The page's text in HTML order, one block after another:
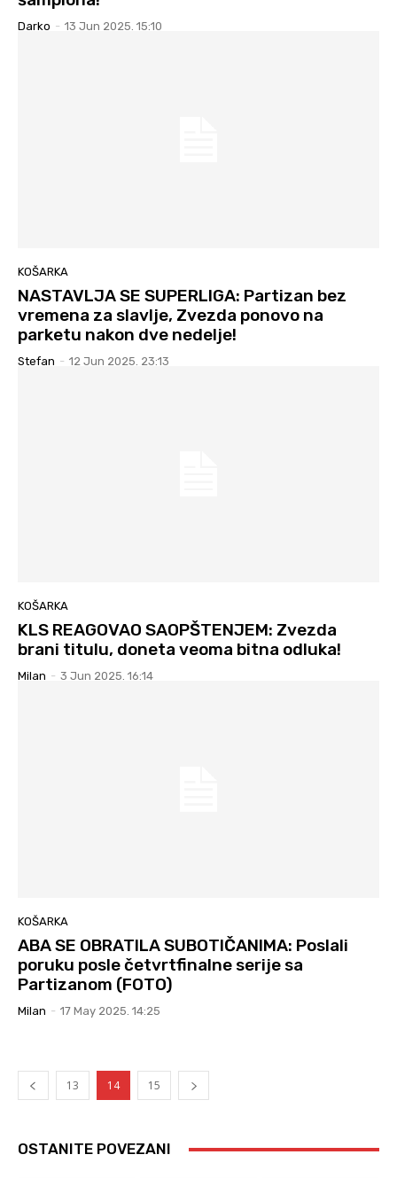
Darko - 13 Jun 2025. 15:10
KOŠARKA
NASTAVLJA SE SUPERLIGA: Partizan bez
vremena za slavlje, Zvezda ponovo na
parketu nakon dve nedelje!
Stefan - 12 Jun 2025. 23:13
KOŠARKA
KLS REAGOVAO SAOPŠTENJEM: Zvezda
brani titulu, doneta veoma bitna odluka!
Milan - 3 Jun 2025. 16:14
KOŠARKA
ABA SE OBRATILA SUBOTIČANIMA: Poslali
poruku posle četvrtfinalne serije sa
Partizanom (FOTO)
Milan - 17 May 2025. 14:25
13 14 15
OSTANITE POVEZANI